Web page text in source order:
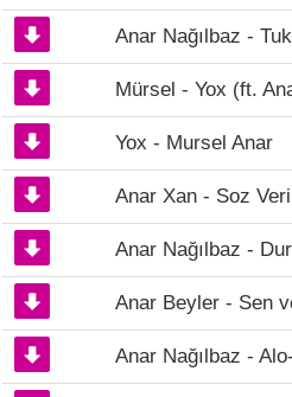
Anar Nağılbaz -
Mürsel - Yox (ft.
Yox - Mursel Anar
Anar Xan - Soz
Anar Nağılbaz - Dur
Anar Beyler - Sen
Anar Nağılbaz -